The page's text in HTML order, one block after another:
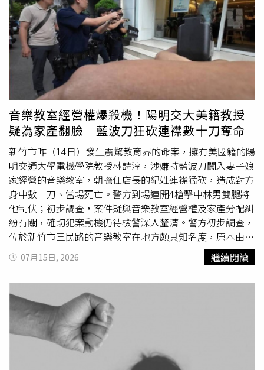
子就讀小學，因需兼顧姊弟意願，當時社工與姊弟會談，姊
弟表達不想被安置，又兩人已與案父友人一家共同生活一年
多，也表達喜歡這個環境，當時社工評估照顧狀況穩定，就
尊重姊弟意願，非判決書所言由社會局居中協調安排住所。
關於姊弟受照顧狀況，社會局表示社工持續追蹤，渠等在留
養人家中的生活適應良好，另有關生活中曾發生不當對待議
題，社會局也介入輔導服務。
小孩表達意見的機會，沒顧到她和子女的生活狀況，也沒提
及孩童權利的保護，因此二審判決違背兒童權利公約。最高
院合議庭認為，除非兒童是性侵、受虐等刑事案件被害者，
或者跟兒童監護教養有關的案件，才需要維護他們發表意見
的權利，如果是兒童的父母犯罪，不找孩子出庭陳述並不違
法，再審酌水泥封屍案的手法兇殘，最終在2019年駁回張
芳馨的上訴，判無期徒刑定讞。
日和18日，衛生局人員稽查草屯鎮某婦產科診所，找到6支
「MA TEH LO CU 380」避孕器，同樣未取得醫材許可，兩
家診所的非法避孕器來源都是得吉樂儀器有限公司。北檢調
查，竹山的婦產科診所原本以6千元購買50支避孕器，但
「買50送4」，從得吉樂公司寄出避孕器到衛生局稽查大約
2週時間，54支避孕器一支都沒用掉就被扣留。草屯的婦產
科診所則花了2250元買15支避孕器，但收到避孕器將近4個
月才被衛生局上門稽查，已有9支避孕器不知去向，檢方研
判可能已經用掉。得吉樂老闆吳派旺最初因為地檢署傳喚
到一度遭通緝，後來出庭告訴檢察官不只他一個涉案，還有
公司何姓員工跟他一起去郵局寄避孕器，何姓員工再從個人
帳戶提現金出來給他；吳派旺並未透露非法避孕器是誰製
造，只說公司是爸爸開的，這些醫材也是爸爸逝世後留下。
北檢傳喚何姓員工，他強調自己知道避孕器有問題，曾勸過
吳派旺不要賣，吳派旺還是一意孤行，他只好配合。承辦檢
察官原本考慮，如果吳派旺認罪可以緩起訴，但因為他採取
「幽靈抗辯」將責任推給已過世的父親，對於黑牌避孕器來
源避重就輕，仍以「販賣未經核准擅自製造之醫療器材」罪
嫌起訴，得吉樂公司部分建請罰金刑。至於何姓員工獲得緩
起訴處分。
音樂教室經營權爆殺機！陽明交大美籍教授
疑為家產翻臉 藍波刀狂砍連襟數十刀奪命
新竹市昨（14日）發生震驚教育界的命案，擁有美國籍的陽
明交通大學電機學院教授林詩淳，涉嫌持藍波刀闖入妻子娘
家經營的音樂教室，朝擔任店長的紀姓連襟猛砍，造成對方
身中數十刀、當場死亡。警方到場連開4槍擊中林男雙腿將
他制伏；初步調查，案件疑與音樂教室經營權及家產分配糾
紛有關，確切犯案動機仍待檢警深入釐清。警方初步調查，
位於新竹市三民路的音樂教室在地方頗具知名度，原本由林
詩淳岳父母經營，之後交由兩個女兒接手管理，紀姓妹夫則
擔任店長，負責實際營運。據了解，林男長期對岳家財產及
音樂教室經營安排心存不滿，認為相關利益遭紀男掌控，雙
方嫌隙已存在一段時間，檢警正朝家產分配及經營權爭議是
否成為行凶導火線的方向調查。由於案發時，音樂教室仍有
學生上課，現場瞬間陷入混亂，警方獲報趕抵後，因林男持
刀且攻擊行為未停，情緒機動與警方對峙，為避免造成其他
傷亡，員警依法使用警械，連開4槍擊中林詩淳雙腿後，將
人壓制送醫，所幸未波及其他師生。警方制伏林詩淳後，發
07月15日, 2026 繼續閱讀